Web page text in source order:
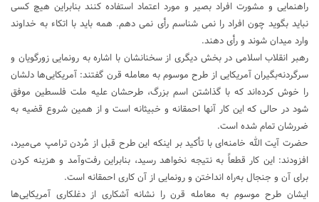
راهنمایی و مشورت افراد بصیر و مورد اعتماد استفاده کنند بنابراین هیچ کسی
نباید بگوید چون افراد را نمی شناسم رأی نمی دهم. همه باید با اتکاء به خداوند
وارد میدان شوند و رأی دهند.
رهبر انقلاب اسلامی در بخش دیگری از سخنانشان با اشاره به رونمایی زورگویان و
سرگردنه‌بگیران آمریکایی از طرح موسوم به معامله قرن گفتند: آمریکایی‌ها دلشان
را خوش کرده‌اند که با گذاشتن اسم بزرگ، طرحشان علیه ملت فلسطین موفق
شود در حالی که این کار آنها احمقانه و خبیثانه است و از همین شروع قضیه به
ضررشان تمام شده است.
حضرت آیت الله خامنه‌ای با تأکید بر اینکه این طرح قبل از مُردن ترامپ می‌میرد،
افزودند: این کار قطعاً به نتیجه نخواهد رسید، بنابراین رفت‌وآمد و هزینه کردن
برای آن و جنجال به‌راه انداختن و رونمایی از آن کاری احمقانه است.
ایشان طرح موسوم به معامله قرن را نشانه آشکاری از دغلکاری آمریکایی‌ها